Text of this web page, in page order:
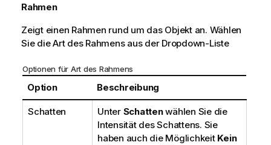
Rahmen
Zeigt einen Rahmen rund um das Objekt an. Wählen
Sie die Art des Rahmens aus der Dropdown-Liste
Optionen für Art des Rahmens
Option Beschreibung
Schatten Unter Schattenwählen Sie die
Intensität des Schattens. Sie
haben auch die Möglichkeit Kein